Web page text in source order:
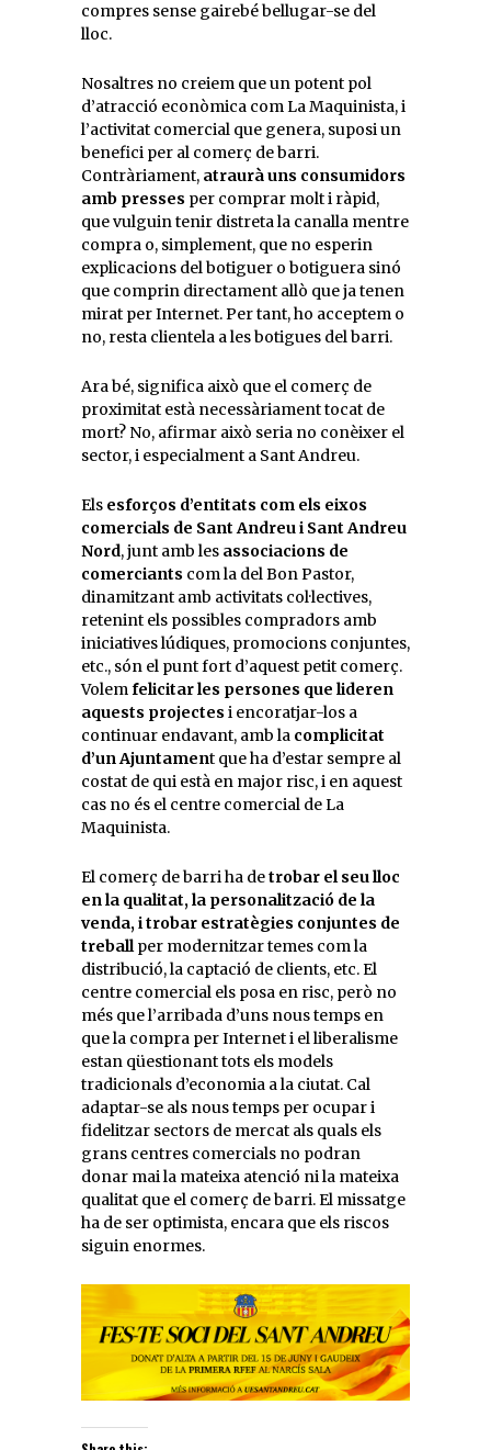
compres sense gairebé bellugar-se del
lloc.
Nosaltres no creiem que un potent pol
d’atracció econòmica com La Maquinista, i
l’activitat comercial que genera, suposi un
benefici per al comerç de barri.
Contràriament, atraurà uns consumidors
amb presses per comprar molt i ràpid,
que vulguin tenir distreta la canalla mentre
compra o, simplement, que no esperin
explicacions del botiguer o botiguera sinó
que comprin directament allò que ja tenen
mirat per Internet. Per tant, ho acceptem o
no, resta clientela a les botigues del barri.
Ara bé, significa això que el comerç de
proximitat està necessàriament tocat de
mort? No, afirmar això seria no conèixer el
sector, i especialment a Sant Andreu.
Els esforços d’entitats com els eixos
comercials de Sant Andreu i Sant Andreu
Nord, junt amb les associacions de
comerciants com la del Bon Pastor,
dinamitzant amb activitats col·lectives,
retenint els possibles compradors amb
iniciatives lúdiques, promocions conjuntes,
etc., són el punt fort d’aquest petit comerç.
Volemfelicitar les persones que lideren
aquests projectes i encoratjar-los a
continuar endavant, amb la complicitat
d’un Ajuntament que ha d’estar sempre al
costat de qui està en major risc, i en aquest
cas no és el centre comercial de La
Maquinista.
El comerç de barri ha detrobar el seu lloc
en la qualitat, la personalització de la
venda, i trobar estratègies conjuntes de
treballper modernitzar temes com la
distribució, la captació de clients, etc. El
centre comercial els posa en risc, però no
més que l’arribada d’uns nous temps en
que la compra per Internet i el liberalisme
estan qüestionant tots els models
tradicionals d’economia a la ciutat. Cal
adaptar-se als nous temps per ocupar i
fidelitzar sectors de mercat als quals els
grans centres comercials no podran
donar mai la mateixa atenció ni la mateixa
qualitat que el comerç de barri. El missatge
ha de ser optimista, encara que els riscos
siguin enormes.